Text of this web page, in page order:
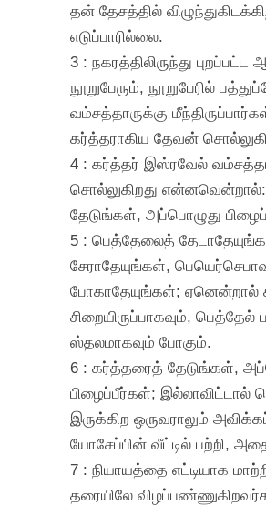
தன் தேசத்தில்
எடுப்பாரில்லை.
3 : நகரத்திலிருந்து புறப்பட்ட
நூறுபேரும், நூறுபேரில்
வம்சத்தாருக்கு
கர்த்தராகிய தேவன்
4 : கர்த்தர் இஸ்ரவேல்
சொல்லுகிறது
தேடுங்கள், அப்பொழுது
5 : பெத்தேலைத்
சேராதேயுங்கள்,
போகாதேயுங்கள்; ஏனென்றால்
சிறையிருப்பாகவும், பெத்தேல்
ஸ்தலமாகவும் போகும்.
6 : கர்த்தரைத் தேடுங்கள்,
பிழைப்பீர்கள்; இல்லாவிட்டால்
இருக்கிற ஒருவராலும்
யோசேப்பின் வீட்டில் பற்றி,
7 : நியாயத்தை எட்டியாக
தரையிலே